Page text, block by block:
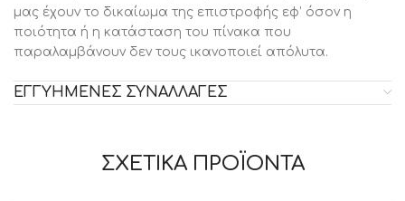
μας έχουν το δικαίωμα της επιστροφής εφ’ όσον η
ποιότητα ή η κατάσταση του πίνακα που
παραλαμβάνουν δεν τους ικανοποιεί απόλυτα.
ΕΓΓΥΗΜΕΝΕΣ ΣΥΝΑΛΛΑΓΕΣ
ΣΧΕΤΙΚΑ ΠΡΟΪΟΝΤΑ